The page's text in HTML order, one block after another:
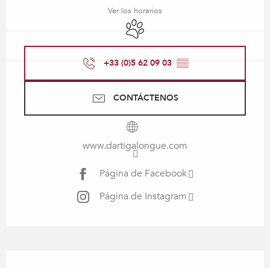
Ver los horarios
Se aceptan animales
+33 (0)5 62 09 03 ▒▒
CONTÁCTENOS
www.dartigalongue.com
Página de Facebook
Página de Instagram